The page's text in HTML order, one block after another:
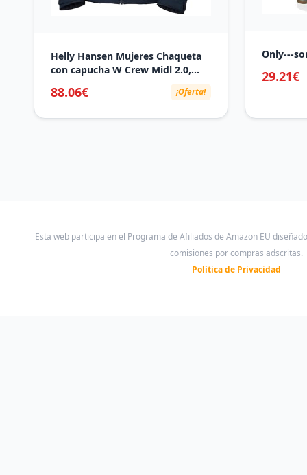
Helly Hansen Mujeres Chaqueta
con capucha W Crew Midl 2.0,
88.06€ ¡Oferta!
Only---
29.21€
Esta web participa en el Programa de Afiliados de Amazon EU
comisiones por compras adscritas.
Política de Privacidad